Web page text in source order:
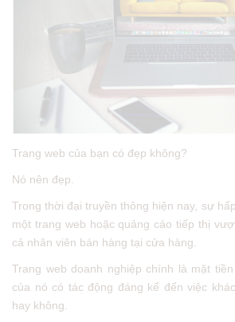
Trang web của bạn có đẹp không?
Nó nên đẹp.
Trong thời đại truyền thông hiện nay, sự
một trang web hoặc quảng cáo tiếp thị
cả nhân viên bán hàng tại cửa hàng.
Trang web doanh nghiệp chính là mặt
của nó có tác động đáng kể đến việc
hay không.